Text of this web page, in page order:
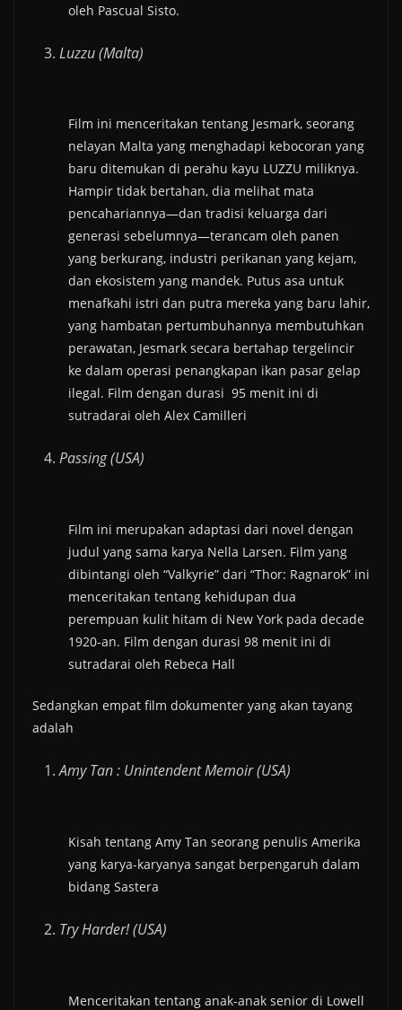
oleh Pascual Sisto.
Luzzu (Malta)
Film ini menceritakan tentang Jesmark, seorang
nelayan Malta yang menghadapi kebocoran yang
baru ditemukan di perahu kayu LUZZU miliknya.
Hampir tidak bertahan, dia melihat mata
pencahariannya—dan tradisi keluarga dari
generasi sebelumnya—terancam oleh panen
yang berkurang, industri perikanan yang kejam,
dan ekosistem yang mandek. Putus asa untuk
menafkahi istri dan putra mereka yang baru lahir,
yang hambatan pertumbuhannya membutuhkan
perawatan, Jesmark secara bertahap tergelincir
ke dalam operasi penangkapan ikan pasar gelap
ilegal. Film dengan durasi 95 menit ini di
sutradarai oleh Alex Camilleri
Passing (USA)
Film ini merupakan adaptasi dari novel dengan
judul yang sama karya Nella Larsen. Film yang
dibintangi oleh “Valkyrie” dari “Thor: Ragnarok” ini
menceritakan tentang kehidupan dua
perempuan kulit hitam di New York pada decade
1920-an. Film dengan durasi 98 menit ini di
sutradarai oleh Rebeca Hall
Sedangkan empat film dokumenter yang akan tayang
adalah
Amy Tan : Unintendent Memoir (USA)
Kisah tentang Amy Tan seorang penulis Amerika
yang karya-karyanya sangat berpengaruh dalam
bidang Sastera
Try Harder! (USA)
Menceritakan tentang anak-anak senior di Lowell